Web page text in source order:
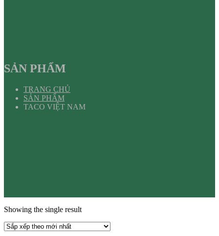
SẢN PHẨM
TRANG CHỦ
SẢN PHẨM
TACO VIỆT NAM
Showing the single result